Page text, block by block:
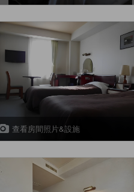
查看房間照片&設施